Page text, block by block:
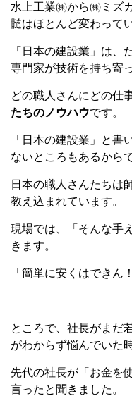
水上工業㈱から㈱ミズ
髄はほとんど変わって
「日本の建設業」は、
専門家が技術を持ち寄
どの職人さんにどの仕
たちのノウハウです。
「日本の建設業」と書
ないところもあるから
日本の職人さんたちは
教え込まれています。
現場では、「そんな手
きます。
「簡単に安くはできん
ところで、社長がまだ
がわからず悩んでいた
先代の社長が「お金を
言ったと聞きました。